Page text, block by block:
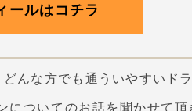
ールはコチラ
んな方でも通ういやすいドラ
ついてのお話を聞かせて